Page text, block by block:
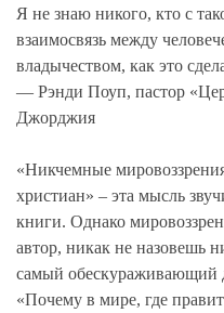
Я не знаю никого, кто с
взаимосвязь между
владычеством, как это
— Рэнди Поуп, пастор
Джорджия
«Никчемные
христиан» – эта мысль
книги. Однако
автор, никак не назовешь
самый обескураживающий
«Почему в мире, где